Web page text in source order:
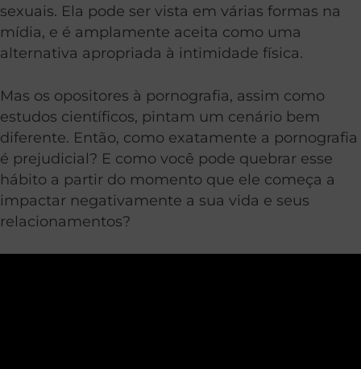
sexuais. Ela pode ser vista em várias formas na
mídia, e é amplamente aceita como uma
alternativa apropriada à intimidade física.
Mas os opositores à pornografia, assim como
estudos científicos, pintam um cenário bem
diferente. Então, como exatamente a pornografia
é prejudicial? E como você pode quebrar esse
hábito a partir do momento que ele começa a
impactar negativamente a sua vida e seus
relacionamentos?